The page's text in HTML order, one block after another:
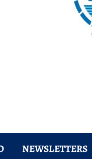
NEWSLETTERS